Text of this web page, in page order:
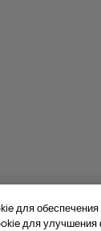
для
для улучшения